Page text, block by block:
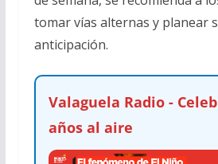
tomar vías alternas y planear
anticipación.
Valaguela Radio -
años al aire